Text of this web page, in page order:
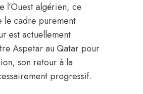
l’Ouest algérien, ce
le cadre purement
est actuellement
Aspetar au Qatar pour
son retour à la
progressif.